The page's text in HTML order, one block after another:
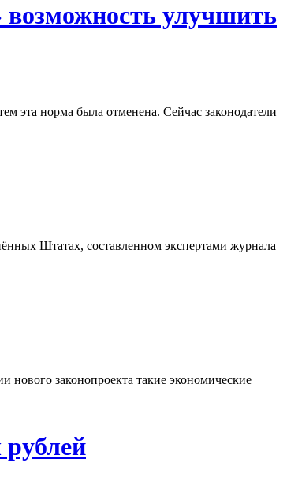
улучшить
эта норма была отменена. Сейчас законодатели
Штатах, составленном экспертами журнала
законопроекта такие экономические